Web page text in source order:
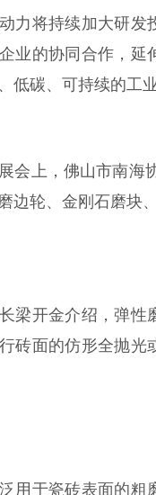
力将持续加大研发
业的协同合作，
低碳、可持续的工
会上，佛山市南海
边轮、金刚石磨块
梁开金介绍，弹性
砖面的仿形全抛光
用于瓷砖表面的粗